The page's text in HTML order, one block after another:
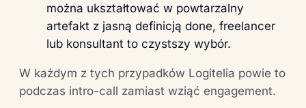
można ukształtować w powtarzalny
artefakt z jasną definicją done, freelancer
lub konsultant to czystszy wybór.
W każdym z tych przypadków Logitelia powie to
podczas intro-call zamiast wziąć engagement.